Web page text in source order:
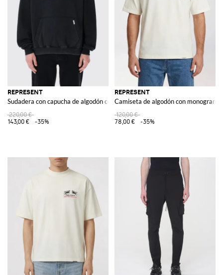
REPRESENT
Sudadera con capucha de algodón con logo
220,00 €
143,00 €
-35%
REPRESENT
Camiseta de algodón con monograma
120,00 €
78,00 €
-35%